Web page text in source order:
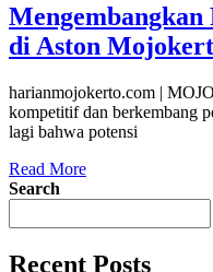
di Aston
harianmojokerto.com |
kompetitif dan berkembang
lagi bahwa potensi
Read More
Search
Recent Posts